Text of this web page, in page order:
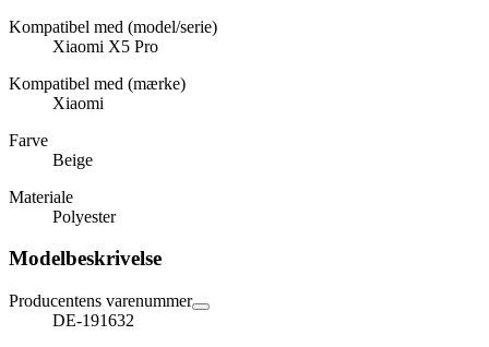
Kompatibel med (model/serie)
Xiaomi X5 Pro
Kompatibel med (mærke)
Xiaomi
Farve
Beige
Materiale
Polyester
Modelbeskrivelse
Producentens varenummer
DE-191632